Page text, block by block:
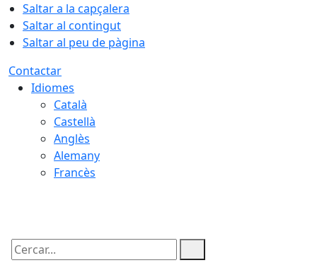
Saltar a la capçalera
Saltar al contingut
Saltar al peu de pàgina
Contactar
Idiomes
Català
Castellà
Anglès
Alemany
Francès
Cercar: